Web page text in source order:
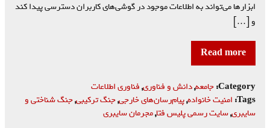
ابزارها می‌تواند به اطلاعات موجود در گوشی‌های کاربران دسترسی پیدا کند
و […]
Read more
Category: جامعه,دانش و فناوری,فناوری اطلاعات
Tags: امنیت خانواده,پیام‌رسان‌های خارجی,جنگ ترکیبی,جنگ شناختی و
سایبری,سایت رسمی پلیس فتا,مجرمان سایبری